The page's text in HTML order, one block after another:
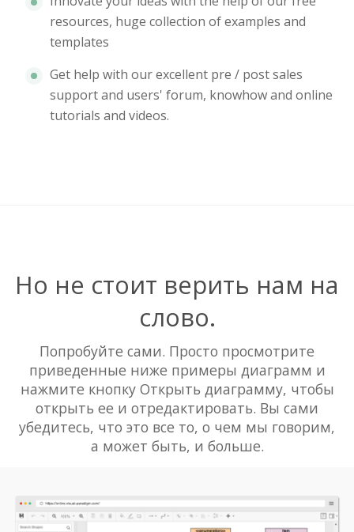
resources, huge collection of examples and
templates
Get help with our excellent pre / post sales
support and users' forum, knowhow and online
tutorials and videos.
Но не стоит верить нам на
слово.
Попробуйте сами. Просто просмотрите
приведенные ниже примеры диаграмм и
нажмите кнопку Открыть диаграмму, чтобы
открыть ее и отредактировать. Вы сами
убедитесь, что это все то, о чем мы говорим,
а может быть, и больше.